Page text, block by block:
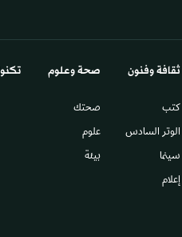
ثقافة وفنون
كتب
الوتر السادس​
سينما
إعلام
صحة وعلوم
صحتك
علوم
بيئة